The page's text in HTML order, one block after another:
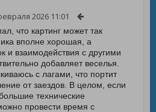
2026 11:01
что картинг может так
вполне хорошая, а
и взаимодействия с другими
добавляет веселья.
с лагами, что портит
от заездов. В целом, если
технические
провести время с